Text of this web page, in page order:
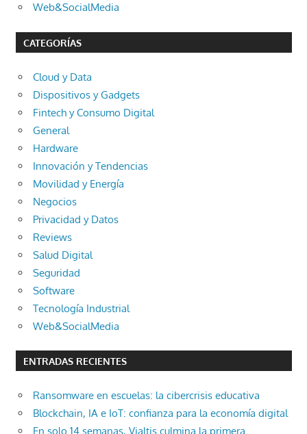
Web&SocialMedia
CATEGORÍAS
Cloud y Data
Dispositivos y Gadgets
Fintech y Consumo Digital
General
Hardware
Innovación y Tendencias
Movilidad y Energía
Negocios
Privacidad y Datos
Reviews
Salud Digital
Seguridad
Software
Tecnología Industrial
Web&SocialMedia
ENTRADAS RECIENTES
Ransomware en escuelas: la cibercrisis educativa
Blockchain, IA e IoT: confianza para la economía digital
En solo 14 semanas, Vialtis culmina la primera